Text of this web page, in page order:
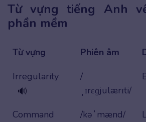
Từ vựng tiếng Anh
phần mềm
Từ vựng Phiên âm
Irregularity
🔊
/
ˌɪrɛɡjulærɪti/
Command
/kəˈmænd/